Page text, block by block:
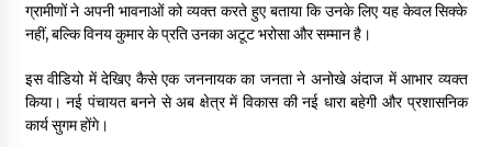
ग्रामीणों ने अपनी भावनाओं को व्यक्त करते हुए बताया कि उनके लिए यह केवल सिक्के
नहीं, बल्कि विनय कुमार के प्रति उनका अटूट भरोसा और सम्मान है।
इस वीडियो में देखिए कैसे एक जननायक का जनता ने अनोखे अंदाज में आभार व्यक्त
किया। नई पंचायत बनने से अब क्षेत्र में विकास की नई धारा बहेगी और प्रशासनिक
कार्य सुगम होंगे।